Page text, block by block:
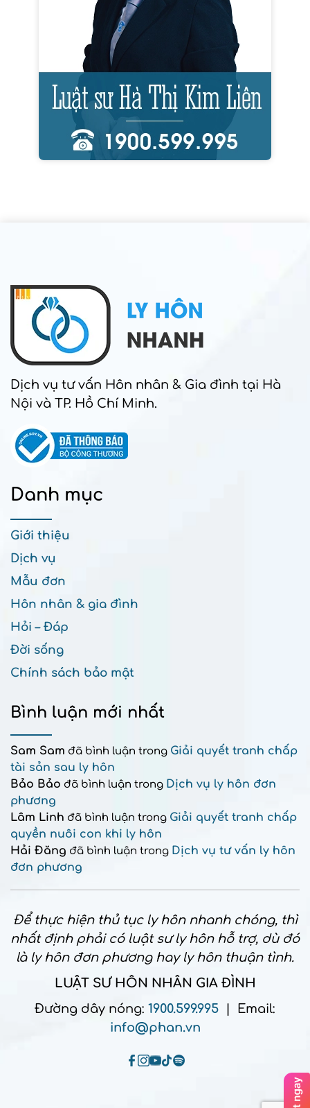
Dịch vụ tư vấn Hôn nhân & Gia đình tại Hà
Nội và TP. Hồ Chí Minh.
Danh mục
Giới thiệu
Dịch vụ
Mẫu đơn
Hôn nhân & gia đình
Hỏi – Đáp
Đời sống
Chính sách bảo mật
Bình luận mới nhất
Sam Sam đã bình luận trong Giải quyết tranh chấp
tài sản sau ly hôn
Bảo Bảo đã bình luận trong Dịch vụ ly hôn đơn
phương
Lâm Linh đã bình luận trong Giải quyết tranh chấp
quyền nuôi con khi ly hôn
Hải Đăng đã bình luận trong Dịch vụ tư vấn ly hôn
đơn phương
Để thực hiện thủ tục ly hôn nhanh chóng, thì
nhất định phải có luật sư ly hôn hỗ trợ, dù đó
là ly hôn đơn phương hay ly hôn thuận tình.
LUẬT SƯ HÔN NHÂN GIA ĐÌNH
Đường dây nóng: 1900.599.995 | Email:
info@phan.vn